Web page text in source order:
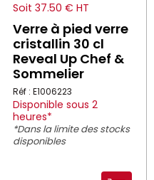
Soit 37.50 € HT
Verre à pied verre
cristallin 30 cl
Reveal Up Chef &
Sommelier
Réf : E1006223
Disponible sous 2
heures*
*Dans la limite des stocks
disponibles